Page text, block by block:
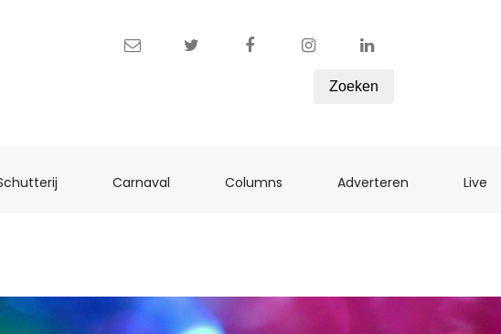
Zoeken
(current)Carnaval (current)Columns (current)Adverteren (current)Live